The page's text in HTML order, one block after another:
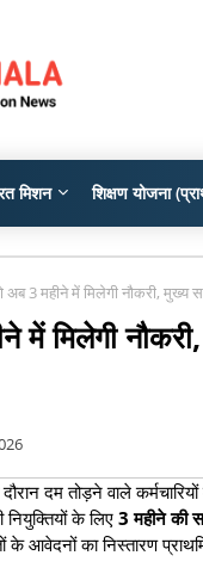
मिशन शिक्षण योजना
3 महीने में मिलेगी नौकरी, मुख्य
में मिलेगी
दम तोड़ने वाले
के लिए 3 महीने की
के आवेदनों का निस्तारण